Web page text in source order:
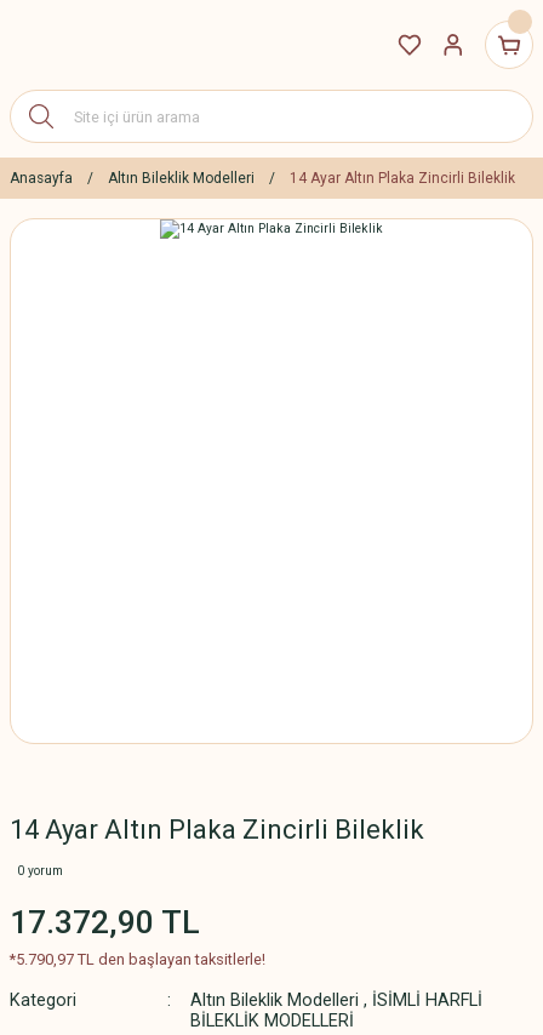
Anasayfa Altın Bileklik Modelleri 14 Ayar Altın Plaka Zincirli Bileklik
14 Ayar Altın Plaka Zincirli Bileklik
0 yorum
17.372,90 TL
*5.790,97 TL den başlayan taksitlerle!
Kategori Altın Bileklik Modelleri , İSİMLİ HARFLİ
BİLEKLİK MODELLERİ